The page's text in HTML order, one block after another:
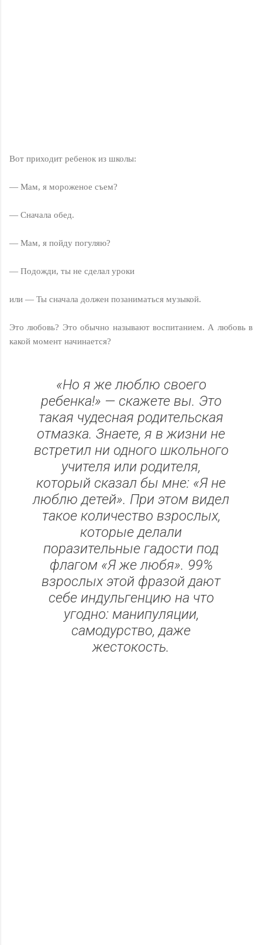
Вот приходит ребенок из школы:
— Мам, я мороженое съем?
— Сначала обед.
— Мам, я пойду погуляю?
— Подожди, ты не сделал уроки
или — Ты сначала должен позаниматься музыкой.
Это любовь? Это обычно называют воспитанием. А любовь в
какой момент начинается?
«Но я же люблю своего
ребенка!» — скажете вы. Это
такая чудесная родительская
отмазка. Знаете, я в жизни не
встретил ни одного школьного
учителя или родителя,
который сказал бы мне: «Я не
люблю детей». При этом видел
такое количество взрослых,
которые делали
поразительные гадости под
флагом «Я же любя». 99%
взрослых этой фразой дают
себе индульгенцию на что
угодно: манипуляции,
самодурство, даже
жестокость.